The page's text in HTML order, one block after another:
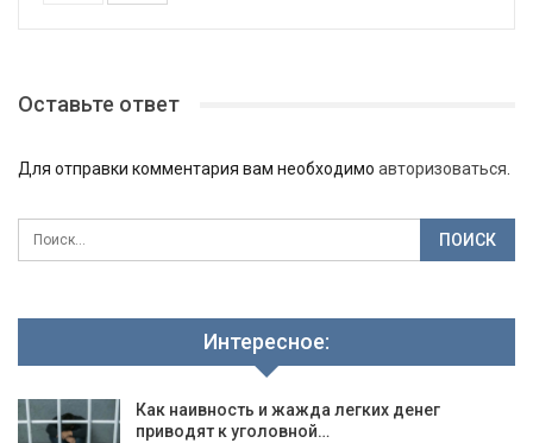
Оставьте ответ
Для отправки комментария вам необходимо авторизоваться.
Интересное:
Как наивность и жажда легких денег
приводят к уголовной…